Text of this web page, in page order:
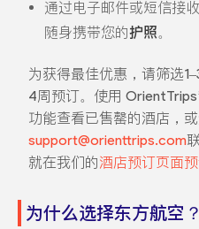
通过电子邮件或短信接
随身携带您的护照。
为获得最佳优惠，请筛选
4周预订。使用
功能查看已售罄的酒店，
support@orienttrips.com
就在我们的酒店预订页面
为什么选择东方航空？